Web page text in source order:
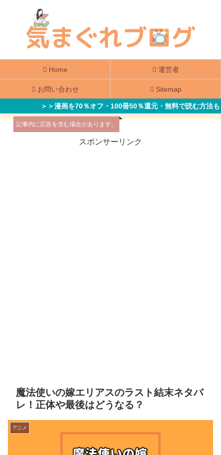
Home 運営者
お問い合わせ Sitemap
＞＞漫画を70％オフ・100冊50％還元・無料で読む方法も
記事内に広告を含む場合があります。
スポンサーリンク
魔法使いの嫁エリアスのラスト結末ネタバ
レ！正体や最後はどうなる？
アニメ